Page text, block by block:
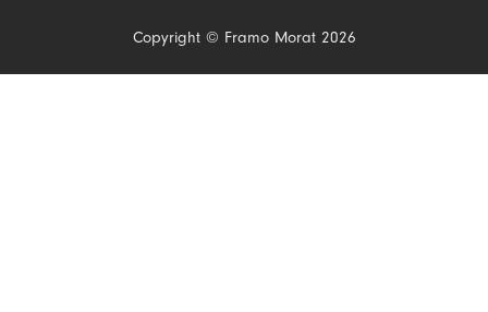
Copyright © Framo Morat 2026